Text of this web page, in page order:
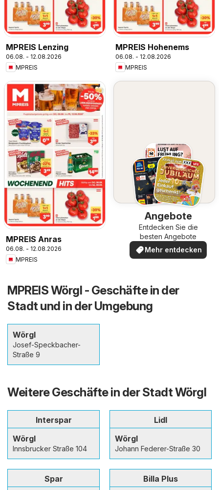
MPREIS Lenzing
06.08. - 12.08.2026
MPREIS
MPREIS Hohenems
06.08. - 12.08.2026
MPREIS
MPREIS Anras
06.08. - 12.08.2026
MPREIS
Angebote
Entdecken Sie die
besten Angebote
Mehr entdecken
MPREIS Wörgl - Geschäfte in der
Stadt und in der Umgebung
Wörgl
Josef-Speckbacher-
Straße 9
Weitere Geschäfte in der Stadt Wörgl
Interspar
Wörgl
Innsbrucker Straße 104
Lidl
Wörgl
Johann Federer-Straße 30
Spar
Billa Plus